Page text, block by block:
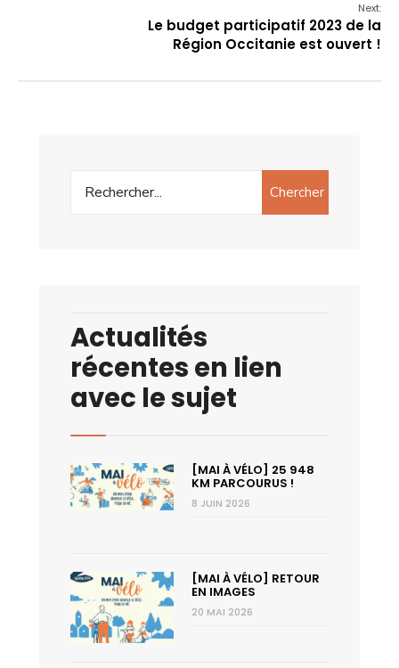
Next:
Le budget participatif 2023 de la
Région Occitanie est ouvert !
Chercher
Actualités
récentes en lien
avec le sujet
[MAI À VÉLO] 25 948
KM PARCOURUS !
8 JUIN 2026
[MAI À VÉLO] RETOUR
EN IMAGES
20 MAI 2026